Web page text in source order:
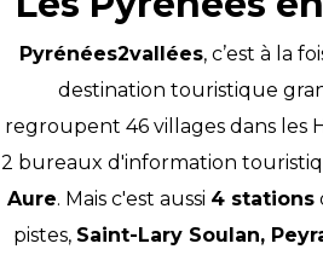
Pyrénées2vallées, c’est à la
destination touristique
regroupent 46 villages dans les
2 bureaux d'information
Aure. Mais c'est aussi 4 stations
pistes, Saint-Lary Soulan,